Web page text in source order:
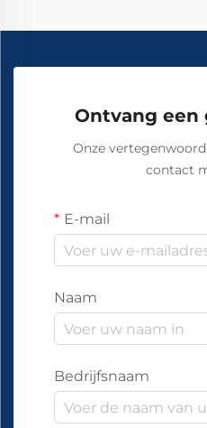
Ontvang een
Onze
contact
E-mail
Naam
Bedrijfsnaam